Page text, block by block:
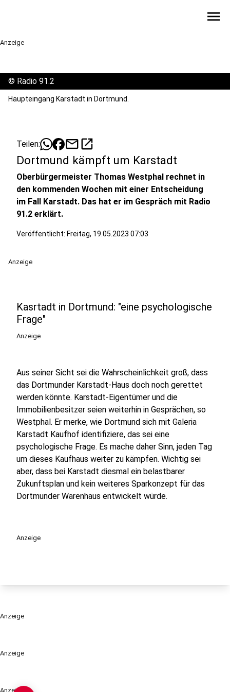
menu
Anzeige
Anzeige
Anzeige
© Radio 91.2
Haupteingang Karstadt in Dortmund.
Teilen: mailopen_in_new
Dortmund kämpft um Karstadt
Oberbürgermeister Thomas Westphal rechnet in
den kommenden Wochen mit einer Entscheidung
im Fall Karstadt. Das hat er im Gespräch mit Radio
91.2 erklärt.
Veröffentlicht: Freitag, 19.05.2023 07:03
Anzeige
Kasrtadt in Dortmund: "eine psychologische
Frage"
Anzeige
Aus seiner Sicht sei die Wahrscheinlichkeit groß, dass
das Dortmunder Karstadt-Haus doch noch gerettet
werden könnte. Karstadt-Eigentümer und die
Immobilienbesitzer seien weiterhin in Gesprächen, so
Westphal. Er merke, wie Dortmund sich mit Galeria
Karstadt Kaufhof identifiziere, das sei eine
psychologische Frage. Es mache daher Sinn, jeden Tag
um dieses Kaufhaus weiter zu kämpfen. Wichtig sei
aber, dass bei Karstadt diesmal ein belastbarer
Zukunftsplan und kein weiteres Sparkonzept für das
Dortmunder Warenhaus entwickelt würde.
Anzeige
Anzeige